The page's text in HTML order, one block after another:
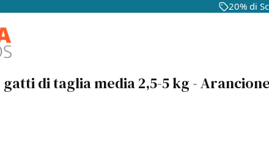
20% di
di taglia media 2,5-5 kg -